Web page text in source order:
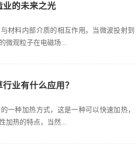
业的未来之光
材料内部介质的相互作用。当微波投射到
微观粒子在电磁场...
业有什么应用？
一种加热方式，这是一种可以快速加热，
加热的特点，当然...